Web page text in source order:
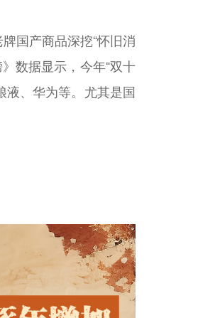
国产商品深挖“怀旧消
数据显示，今年“双十
液、华为等。尤其是国